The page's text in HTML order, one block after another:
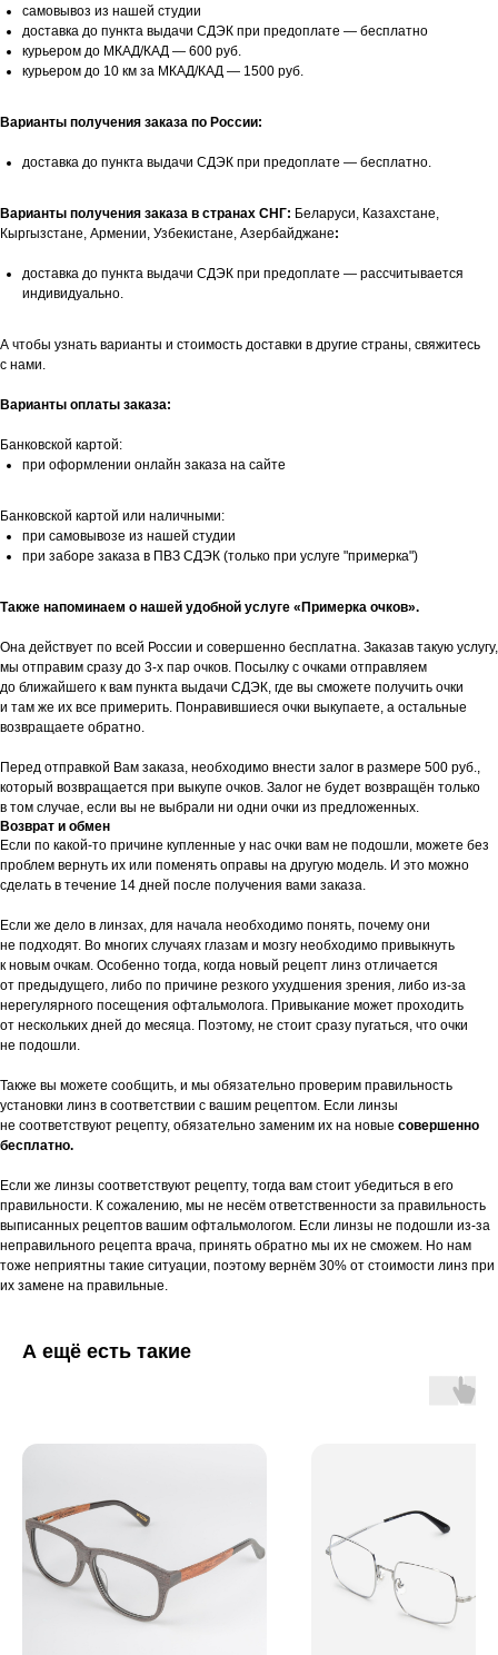
самовывоз из нашей студии
доставка до пункта выдачи СДЭК при предоплате — бесплатно
курьером до МКАД/КАД — 600 руб.
курьером до 10 км за МКАД/КАД — 1500 руб.
Варианты получения заказа по России:
доставка до пункта выдачи СДЭК при предоплате — бесплатно.
Варианты получения заказа в странах СНГ: Беларуси, Казахстане,
Кыргызстане, Армении, Узбекистане, Азербайджане:
доставка до пункта выдачи СДЭК при предоплате — рассчитывается
индивидуально.
А чтобы узнать варианты и стоимость доставки в другие страны, свяжитесь
с нами.
Варианты оплаты заказа:
Банковской картой:
при оформлении онлайн заказа на сайте
Банковской картой или наличными:
при самовывозе из нашей студии
при заборе заказа в ПВЗ СДЭК (только при услуге "примерка")
Также напоминаем о нашей удобной услуге «Примерка очков».
Она действует по всей России и совершенно бесплатна. Заказав такую услугу,
мы отправим сразу до 3-х пар очков. Посылку с очками отправляем
до ближайшего к вам пункта выдачи СДЭК, где вы сможете получить очки
и там же их все примерить. Понравившиеся очки выкупаете, а остальные
возвращаете обратно.
Перед отправкой Вам заказа, необходимо внести залог в размере 500 руб.,
который возвращается при выкупе очков. Залог не будет возвращён только
в том случае, если вы не выбрали ни одни очки из предложенных.
Возврат и обмен
Если по какой-то причине купленные у нас очки вам не подошли, можете без
проблем вернуть их или поменять оправы на другую модель. И это можно
сделать в течение 14 дней после получения вами заказа.
Если же дело в линзах, для начала необходимо понять, почему они
не подходят. Во многих случаях глазам и мозгу необходимо привыкнуть
к новым очкам. Особенно тогда, когда новый рецепт линз отличается
от предыдущего, либо по причине резкого ухудшения зрения, либо из-за
нерегулярного посещения офтальмолога. Привыкание может проходить
от нескольких дней до месяца. Поэтому, не стоит сразу пугаться, что очки
не подошли.
Также вы можете сообщить, и мы обязательно проверим правильность
установки линз в соответствии с вашим рецептом. Если линзы
не соответствуют рецепту, обязательно заменим их на новые совершенно
бесплатно.
Если же линзы соответствуют рецепту, тогда вам стоит убедиться в его
правильности. К сожалению, мы не несём ответственности за правильность
выписанных рецептов вашим офтальмологом. Если линзы не подошли из-за
неправильного рецепта врача, принять обратно мы их не сможем. Но нам
тоже неприятны такие ситуации, поэтому вернём 30% от стоимости линз при
их замене на правильные.
А ещё есть такие